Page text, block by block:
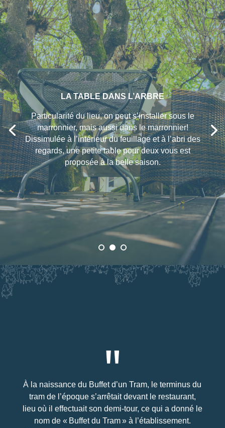
LA TABLE DANS L’ARBRE
Particularité du lieu, on peut s’installer sous le
marronnier, mais aussi dans le marronnier!
Dissimulée à l’intérieur du feuillage et à l’abri des
regards, une petite table pour deux vous est
proposée à la belle saison.
À la naissance du Buffet d’un Tram, le terminus du
tram de l’époque s’arrêtait devant le restaurant,
lieu où il effectuait son demi-tour, ce qui a donné le
nom de « Buffet du Tram » à l’établissement.